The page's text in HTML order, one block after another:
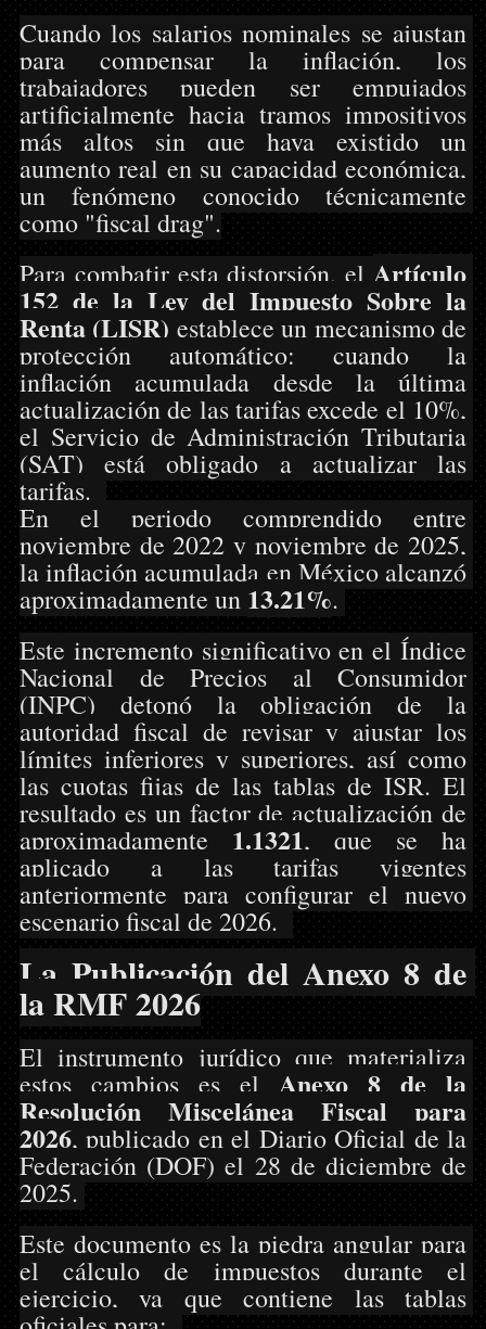
Cuando los salarios nominales se ajustan
para compensar la inflación, los
trabajadores pueden ser empujados
artificialmente hacia tramos impositivos
más altos sin que haya existido un
aumento real en su capacidad económica,
un fenómeno conocido técnicamente
como "fiscal drag".
Para combatir esta distorsión, el Artículo
152 de la Ley del Impuesto Sobre la
Renta (LISR) establece un mecanismo de
protección automático: cuando la
inflación acumulada desde la última
actualización de las tarifas excede el 10%,
el Servicio de Administración Tributaria
(SAT) está obligado a actualizar las
tarifas.
En el periodo comprendido entre
noviembre de 2022 y noviembre de 2025,
la inflación acumulada en México alcanzó
aproximadamente un 13.21%.
Este incremento significativo en el Índice
Nacional de Precios al Consumidor
(INPC) detonó la obligación de la
autoridad fiscal de revisar y ajustar los
límites inferiores y superiores, así como
las cuotas fijas de las tablas de ISR. El
resultado es un factor de actualización de
aproximadamente 1.1321, que se ha
aplicado a las tarifas vigentes
anteriormente para configurar el nuevo
escenario fiscal de 2026.
La Publicación del Anexo 8 de
la RMF 2026
El instrumento jurídico que materializa
estos cambios es el Anexo 8 de la
Resolución Miscelánea Fiscal para
2026, publicado en el Diario Oficial de la
Federación (DOF) el 28 de diciembre de
2025.
Este documento es la piedra angular para
el cálculo de impuestos durante el
ejercicio, ya que contiene las tablas